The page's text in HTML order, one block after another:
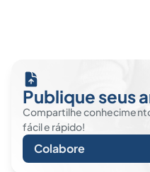
Publique seus
Compartilhe
fácil e rápido!
Colabore